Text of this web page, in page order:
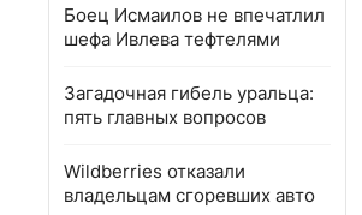
Боец Исмаилов не впечатлил
шефа Ивлева тефтелями
Загадочная гибель уральца:
пять главных вопросов
Wildberries отказали
владельцам сгоревших авто